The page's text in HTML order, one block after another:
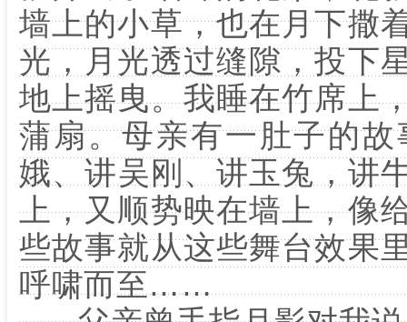
墙上的小草，也在月下撒
光，月光透过缝隙，投下
地上摇曳。我睡在竹席上
蒲扇。母亲有一肚子的
娥、讲吴刚、讲玉兔，
上，又顺势映在墙上，像
些故事就从这些舞台效果
呼啸而至……